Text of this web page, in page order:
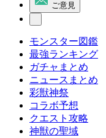
ご意見
モンスター図鑑
最強ランキング
ガチャまとめ
ニュースまとめ
彩獣神祭
コラボ予想
クエスト攻略
神獣の聖域